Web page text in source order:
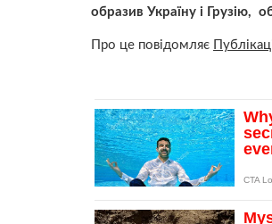
образив Україну і Грузію,
Про це повідомляє